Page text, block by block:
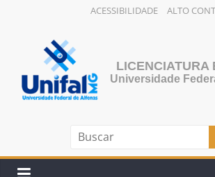
ACESSIBILIDADE ALTO
conteúdo
LICENCIATURA
Universidade